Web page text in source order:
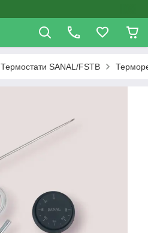
Термостати SANAL/FSTB